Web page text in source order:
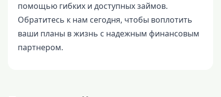
помощью гибких и доступных займов.
Обратитесь к нам сегодня, чтобы воплотить
ваши планы в жизнь с надежным финансовым
партнером.